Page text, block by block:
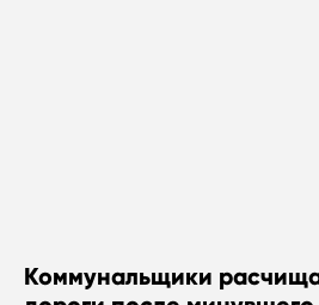
Коммунальщики